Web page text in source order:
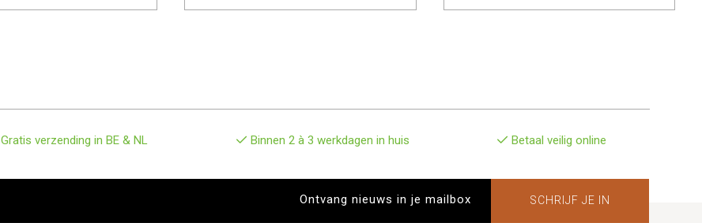
Gratis verzending in BE & NL Binnen 2 à 3 werkdagen in huis Betaal veilig online
SCHRIJF JE IN